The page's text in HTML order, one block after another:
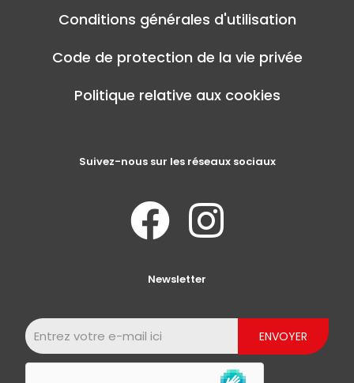
Conditions générales d'utilisation
Code de protection de la vie privée
Politique relative aux cookies
Suivez-nous sur les réseaux sociaux
Newsletter